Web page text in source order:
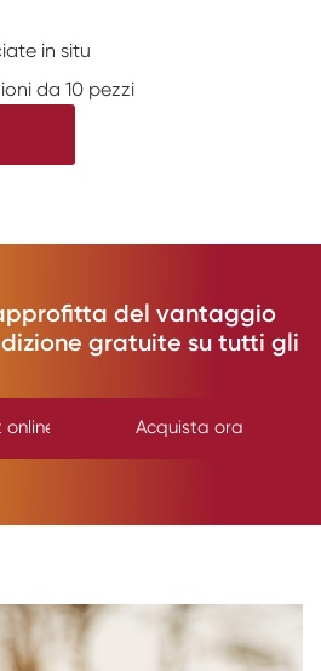
in situ
da 10 pezzi
del vantaggio
gratuite su tutti gli
Acquista ora